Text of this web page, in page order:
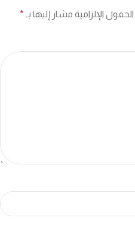
الحقول الإلزامية مشار إليها بـ *